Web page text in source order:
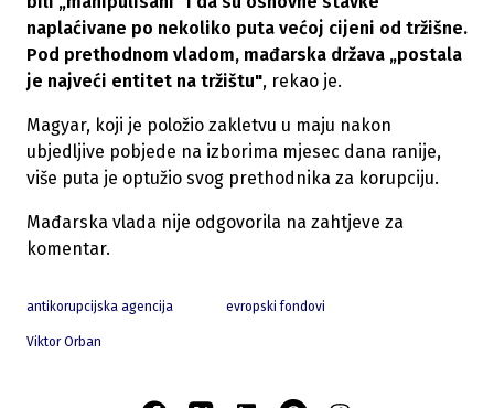
naplaćivane po nekoliko puta većoj cijeni od tržišne.
Pod prethodnom vladom, mađarska država „postala
je najveći entitet na tržištu", rekao je.
Magyar, koji je položio zakletvu u maju nakon
ubjedljive pobjede na izborima mjesec dana ranije,
više puta je optužio svog prethodnika za korupciju.
Mađarska vlada nije odgovorila na zahtjeve za
komentar.
antikorupcijska agencija evropski fondovi
Viktor Orban